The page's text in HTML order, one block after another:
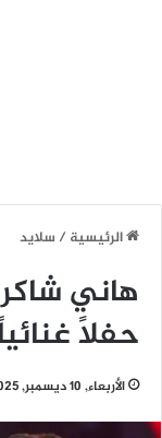
الرئيسية/ سلايد
هاني
حفلاً
الأربعاء, 10 ديسمبر, 2025 , 9:05 ص